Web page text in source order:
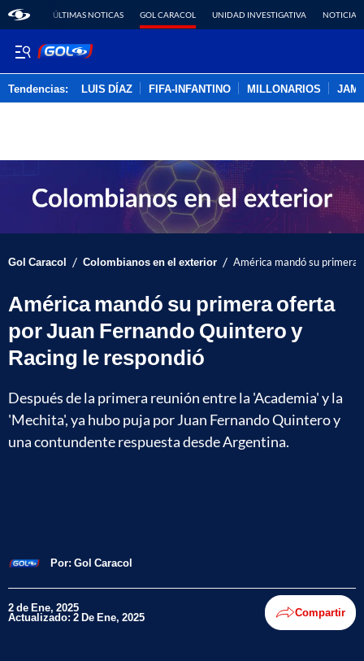
ÚLTIMAS NOTICAS GOL CARACOL UNIDAD INVESTIGATIVA NOTICIAS
Tendencias: LUIS DÍAZ FIFA-INFANTINO MILLONARIOS
Gol Caracol / Colombianos en el exterior / América mandó su primera
América mandó su primera oferta
por Juan Fernando Quintero y
Racing le respondió
Después de la primera reunión entre la 'Academia' y la
'Mechita', ya hubo puja por Juan Fernando Quintero y
una contundente respuesta desde Argentina.
Por: Gol Caracol
2 de Ene, 2025
Actualizado: 2 De Ene, 2025 Compartir